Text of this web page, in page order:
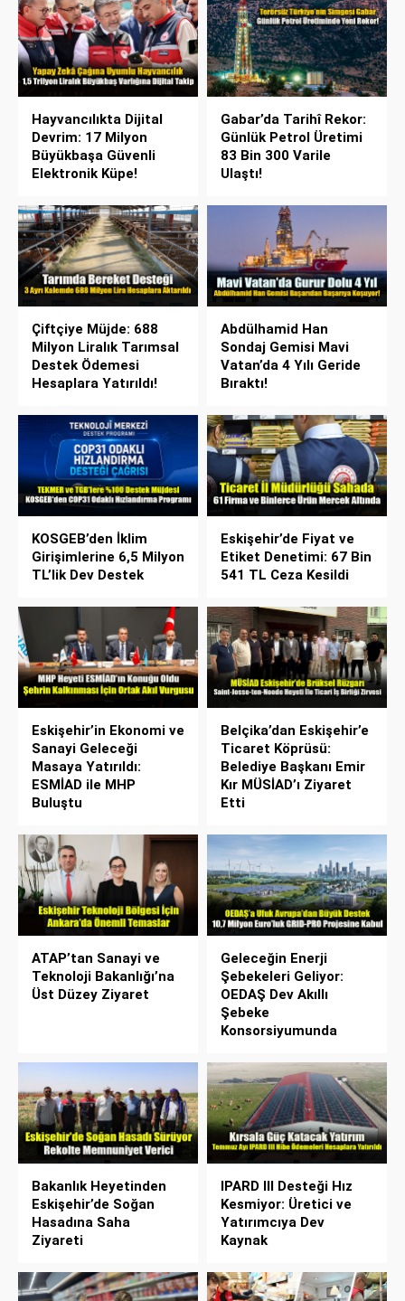
Hayvancılıkta Dijital
Devrim: 17 Milyon
Büyükbaşa Güvenli
Elektronik Küpe!
Gabar’da Tarihî Rekor:
Günlük Petrol Üretimi
83 Bin 300 Varile
Ulaştı!
Çiftçiye Müjde: 688
Milyon Liralık Tarımsal
Destek Ödemesi
Hesaplara Yatırıldı!
Abdülhamid Han
Sondaj Gemisi Mavi
Vatan’da 4 Yılı Geride
Bıraktı!
KOSGEB’den İklim
Girişimlerine 6,5 Milyon
TL’lik Dev Destek
Eskişehir’de Fiyat ve
Etiket Denetimi: 67 Bin
541 TL Ceza Kesildi
Eskişehir’in Ekonomi ve
Sanayi Geleceği
Masaya Yatırıldı:
ESMİAD ile MHP
Buluştu
Belçika’dan Eskişehir’e
Ticaret Köprüsü:
Belediye Başkanı Emir
Kır MÜSİAD’ı Ziyaret
Etti
ATAP’tan Sanayi ve
Teknoloji Bakanlığı’na
Üst Düzey Ziyaret
Geleceğin Enerji
Şebekeleri Geliyor:
OEDAŞ Dev Akıllı
Şebeke
Konsorsiyumunda
Bakanlık Heyetinden
Eskişehir’de Soğan
Hasadına Saha
Ziyareti
IPARD III Desteği Hız
Kesmiyor: Üretici ve
Yatırımcıya Dev
Kaynak